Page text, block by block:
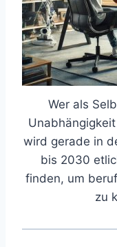
Wer als
wird gerade in
bis 2030
finden, um
zu